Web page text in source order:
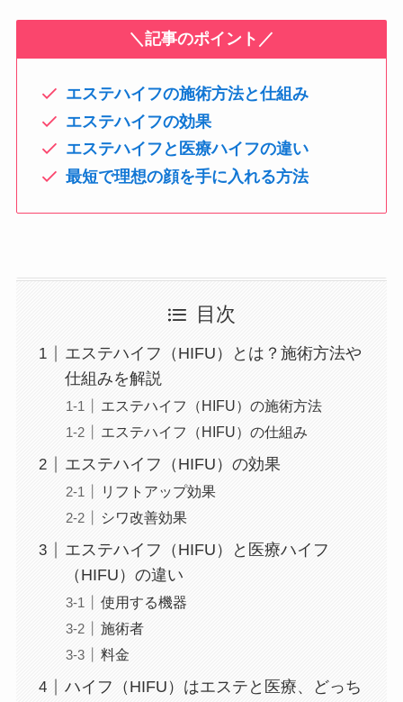
＼記事のポイント／
エステハイフの施術方法と仕組み
エステハイフの効果
エステハイフと医療ハイフの違い
最短で理想の顔を手に入れる方法
目次
エステハイフ（HIFU）とは？施術方法や
仕組みを解説
エステハイフ（HIFU）の施術方法
エステハイフ（HIFU）の仕組み
エステハイフ（HIFU）の効果
リフトアップ効果
シワ改善効果
エステハイフ（HIFU）と医療ハイフ
（HIFU）の違い
使用する機器
施術者
料金
ハイフ（HIFU）はエステと医療、どっち